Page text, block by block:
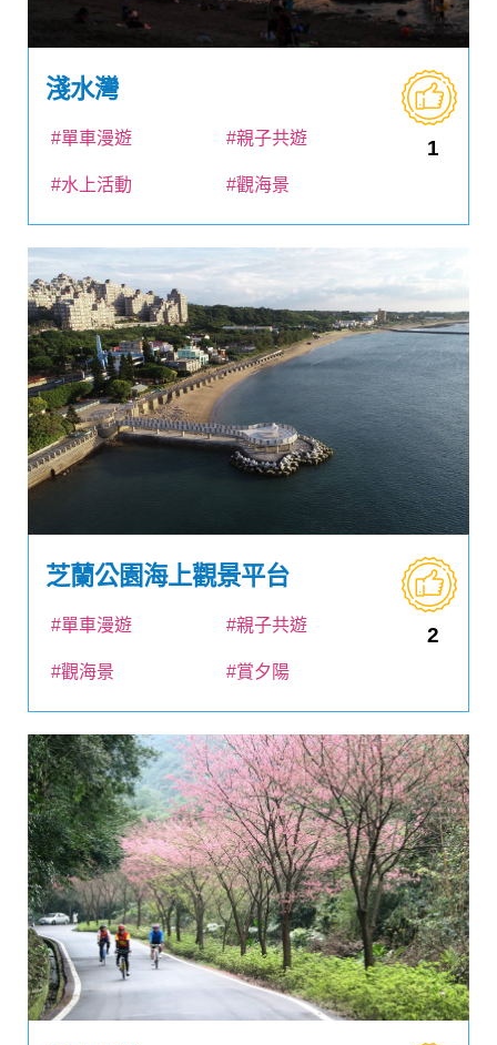
淺水灣
1
#單車漫遊 #親子共遊
#水上活動 #觀海景
芝蘭公園海上觀景平台
2
#單車漫遊 #親子共遊
#觀海景 #賞夕陽